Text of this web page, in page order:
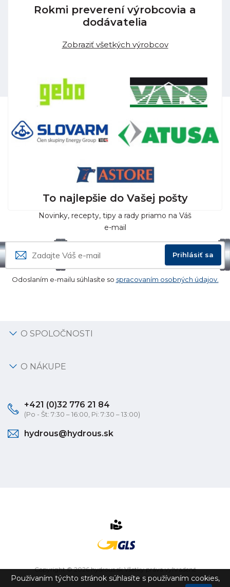
Rokmi preverení výrobcovia a
dodávatelia
Zobraziť všetkých výrobcov
To najlepšie do Vašej pošty
Novinky, recepty, tipy a rady priamo na Váš
e-mail
Prihlásiť sa
Odoslaním e-mailu súhlasíte so spracovaním osobných údajov.
O SPOLOČNOSTI
O NÁKUPE
+421 (0)32 776 21 84
(Po - Št: 7:30 – 16:00, Pi: 7:30 – 13:00)
hydrous@hydrous.sk
Copyright © 2026 hydrous.sk Všetky práva vyhradené
eshop na mieruvytvorilovibration.sk
Používaním týchto stránok súhlasíte s používaním cookies,